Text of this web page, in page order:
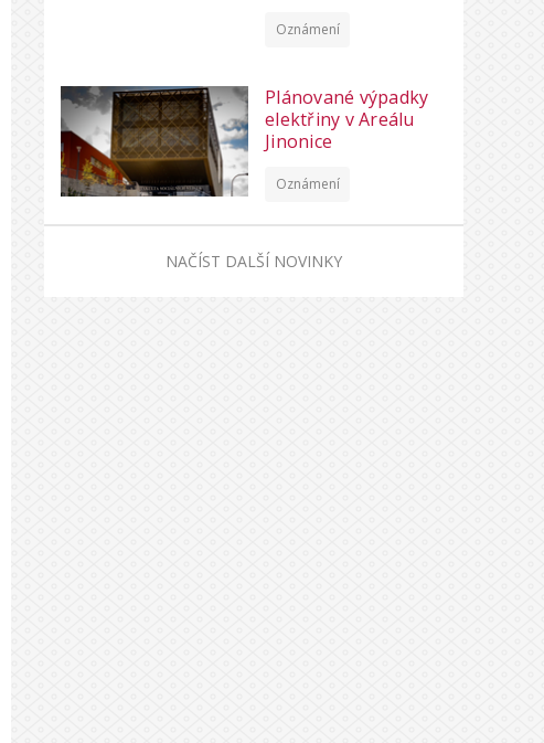
Oznámení
Plánované výpadky
elektřiny v Areálu
Jinonice
Oznámení
NAČÍST DALŠÍ NOVINKY